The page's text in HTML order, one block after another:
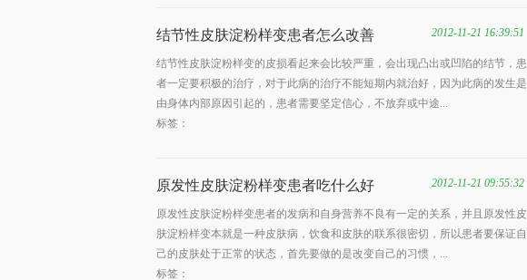
结节性皮肤淀粉样变患者怎么改善 2012-11-21 16:39:51
结节性皮肤淀粉样变的皮损看起来会比较严重，会出现凸出或凹陷的结节，患
者一定要积极的治疗，对于此病的治疗不能短期内就治好，因为此病的发生是
由身体内部原因引起的，患者需要坚定信心，不放弃或中途...
标签：
原发性皮肤淀粉样变患者吃什么好 2012-11-21 09:55:32
原发性皮肤淀粉样变患者的发病和自身营养不良有一定的关系，并且原发性皮
肤淀粉样变本就是一种皮肤病，饮食和皮肤的联系很密切，所以患者要保证自
己的皮肤处于正常的状态，首先要做的是改变自己的习惯，...
标签：